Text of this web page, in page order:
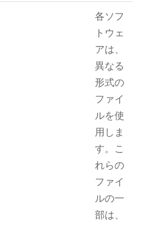
各ソフ
トウェ
アは、
異なる
形式の
ファイ
ルを使
用しま
す。こ
れらの
ファイ
ルの一
部は、